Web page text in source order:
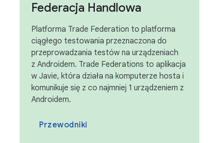
Federacja Handlowa
Platforma Trade Federation to platforma
ciągłego testowania przeznaczona do
przeprowadzania testów na urządzeniach
z Androidem. Trade Federations to aplikacja
w Javie, która działa na komputerze hosta i
komunikuje się z co najmniej 1 urządzeniem z
Androidem.
Przewodniki